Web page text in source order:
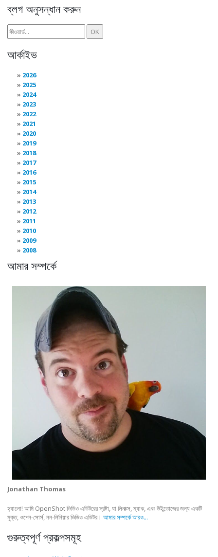
ব্লগ অনুসন্ধান করুন
আর্কাইভ
2026
2025
2024
2023
2022
2021
2020
2019
2018
2017
2016
2015
2014
2013
2012
2011
2010
2009
2008
আমার সম্পর্কে
Jonathan Thomas
হ্যালো! আমি OpenShot ভিডিও এডিটরের স্রষ্টা, যা লিনাক্স, ম্যাক, এবং উইন্ডোজের জন্য একটি
মুক্ত, ওপেন-সোর্স, নন-লিনিয়ার ভিডিও এডিটর। আমার সম্পর্কে আরও...
গুরুত্বপূর্ণ প্রকল্পসমূহ